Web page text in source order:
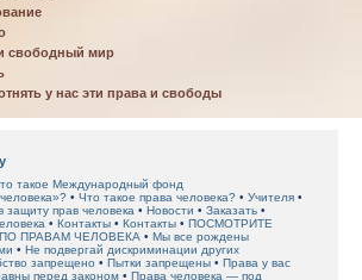
свободный мир
у нас эти права и свободы
такое Международный фонд
Что такое права человека?
Учителя
защиту прав человека Новости
Заказать
Контакты Контакты
ПОСМОТРИТЕ
ПРАВАМ ЧЕЛОВЕКА
Мы все рождены
Не подвергай дискриминации других
запрещено Пытки запрещены
Права у вас
перед законом Права человека — под